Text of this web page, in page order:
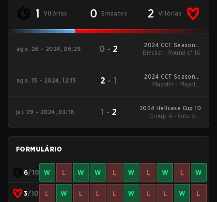
1 Vitórias 0 Empates 2 Vitórias
ago. 26 - 2024, 06:29 0 - 2
2024 CCT Season 2
European Series #9
Bracket - Round of 16
ago. 15 - 2024, 12:15 2 - 1
2024 CCT Season 2
European Series #8
Playoffs - Playoffs
jul. 29 - 2024, 03:16 1 - 2
2024 Hellcase Cup 10
Group A - Group A
FORMULÁRIO
6/10 W L W W L W L W L W
3/10 L W L L L W L L W L